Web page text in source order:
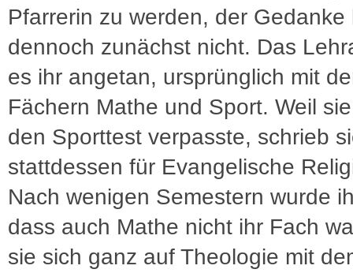
Pfarrerin zu werden, der Gedanke
dennoch zunächst nicht. Das
es ihr angetan, ursprünglich mit
Fächern Mathe und Sport. Weil
den Sporttest verpasste, schrieb
stattdessen für Evangelische
Nach wenigen Semestern wurde
dass auch Mathe nicht ihr Fach
sie sich ganz auf Theologie mit